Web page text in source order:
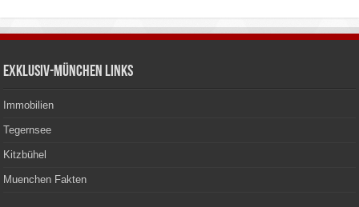
Exklusiv-München Links
Immobilien
Tegernsee
Kitzbühel
Muenchen Fakten